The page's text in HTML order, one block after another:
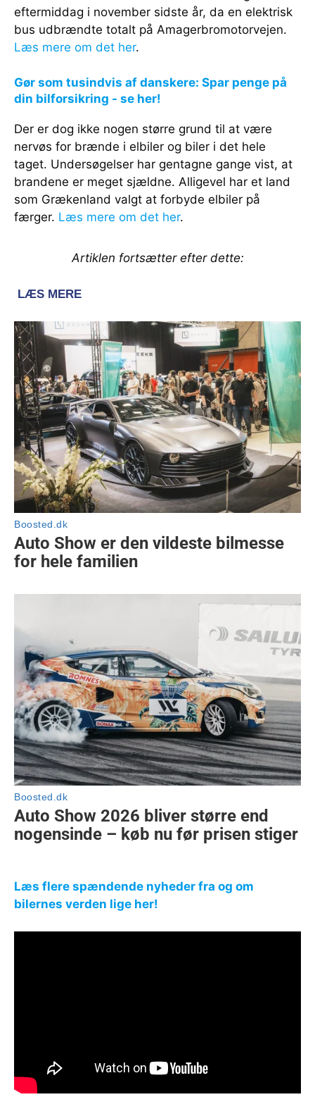
eftermiddag i november sidste år, da en elektrisk
bus udbrændte totalt på Amagerbromotorvejen.
Læs mere om det her.
Gør som tusindvis af danskere: Spar penge på
din bilforsikring - se her!
Der er dog ikke nogen større grund til at være
nervøs for brænde i elbiler og biler i det hele
taget. Undersøgelser har gentagne gange vist, at
brandene er meget sjældne. Alligevel har et land
som Grækenland valgt at forbyde elbiler på
færger. Læs mere om det her.
Artiklen fortsætter efter dette:
Læs flere spændende nyheder fra og om
bilernes verden lige her!